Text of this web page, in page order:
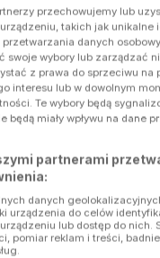
przechowujemy lub
takich jak unikalne
danych
swoje wybory lub zarządzać
z prawa do sprzeciwu na
interesu lub w dowolnym
Te wybory będą
będą miały wpływu na dane
partnerami
danych
urządzenia do celów
lub dostęp do nich.
pomiar reklam i treści,